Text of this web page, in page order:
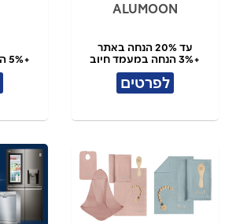
ALUMOON
עד 20% הנחה באתר
+3% הנחה במעמד חיוב
לפרטים
+5% הנחה במעמד חיוב